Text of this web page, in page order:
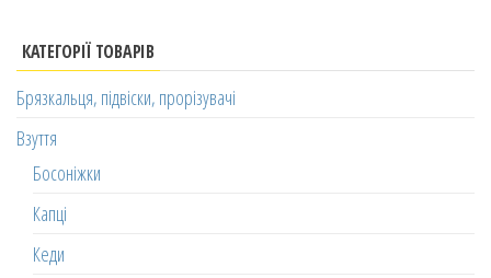
КАТЕГОРІЇ ТОВАРІВ
Брязкальця, підвіски, прорізувачі
Взуття
Босоніжки
Капці
Кеди